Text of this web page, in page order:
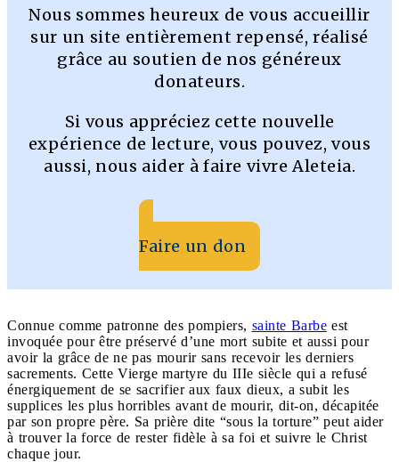
Nous sommes heureux de vous accueillir
sur un site entièrement repensé, réalisé
grâce au soutien de nos généreux
donateurs.
Si vous appréciez cette nouvelle
expérience de lecture, vous pouvez, vous
aussi, nous aider à faire vivre Aleteia.
Faire un don
Connue comme patronne des pompiers, sainte Barbe est
invoquée pour être préservé d’une mort subite et aussi pour
avoir la grâce de ne pas mourir sans recevoir les derniers
sacrements. Cette Vierge martyre du IIIe siècle qui a refusé
énergiquement de se sacrifier aux faux dieux, a subit les
supplices les plus horribles avant de mourir, dit-on, décapitée
par son propre père. Sa prière dite “sous la torture” peut aider
à trouver la force de rester fidèle à sa foi et suivre le Christ
chaque jour.